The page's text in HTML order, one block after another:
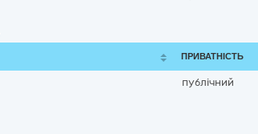
ПРИВАТНІСТЬ
публічний